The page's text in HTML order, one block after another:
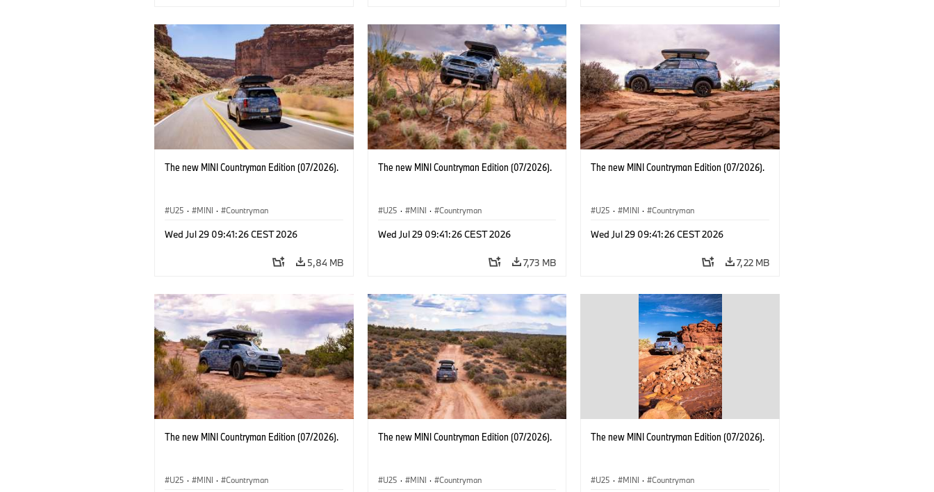
The new MINI Countryman Edition (07/2026).
U25 · MINI · Countryman
Wed Jul 29 09:41:26 CEST 2026
5,84 MB
The new MINI Countryman Edition (07/2026).
U25 · MINI · Countryman
Wed Jul 29 09:41:26 CEST 2026
7,73 MB
The new MINI Countryman Edition (07/2026).
U25 · MINI · Countryman
Wed Jul 29 09:41:26 CEST 2026
7,22 MB
The new MINI Countryman Edition (07/2026).
U25 · MINI · Countryman
The new MINI Countryman Edition (07/2026).
U25 · MINI · Countryman
The new MINI Countryman Edition (07/2026).
U25 · MINI · Countryman